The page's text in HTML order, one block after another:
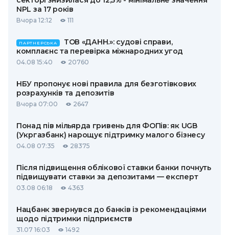
NPL за 17 років
Вчора 12:12 111
ПАРТНЕРСЬКА
ТОВ «ДАНН.»: судові справи,
комплаєнс та перевірка міжнародних угод
04.08 15:40 20760
НБУ пропонує нові правила для безготівкових
розрахунків та депозитів
Вчора 07:00 2647
Понад пів мільярда гривень для ФОПів: як UGB
(Укргазбанк) нарощує підтримку малого бізнесу
04.08 07:35 28375
Після підвищення облікової ставки банки почнуть
підвищувати ставки за депозитами — експерт
03.08 06:18 4363
Нацбанк звернувся до банків із рекомендаціями
щодо підтримки підприємств
31.07 16:03 1492